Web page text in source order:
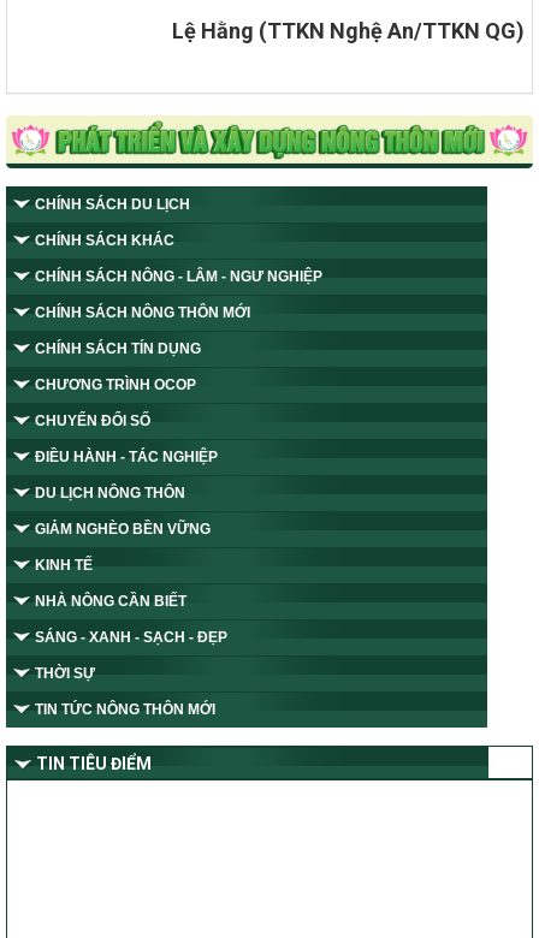
Lệ Hằng (TTKN Nghệ An/TTKN QG)
CHÍNH SÁCH DU LỊCH
CHÍNH SÁCH KHÁC
CHÍNH SÁCH NÔNG - LÂM - NGƯ NGHIỆP
CHÍNH SÁCH NÔNG THÔN MỚI
CHÍNH SÁCH TÍN DỤNG
CHƯƠNG TRÌNH OCOP
CHUYỂN ĐỔI SỐ
ĐIỀU HÀNH - TÁC NGHIỆP
DU LỊCH NÔNG THÔN
GIẢM NGHÈO BỀN VỮNG
KINH TẾ
NHÀ NÔNG CẦN BIẾT
SÁNG - XANH - SẠCH - ĐẸP
THỜI SỰ
TIN TỨC NÔNG THÔN MỚI
TIN TIÊU ĐIỂM